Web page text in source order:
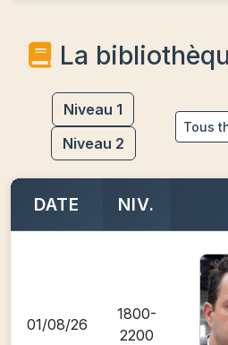
La
Niveau 1
Niveau 2
DATE NIV.
01/08/26
1800-
2200